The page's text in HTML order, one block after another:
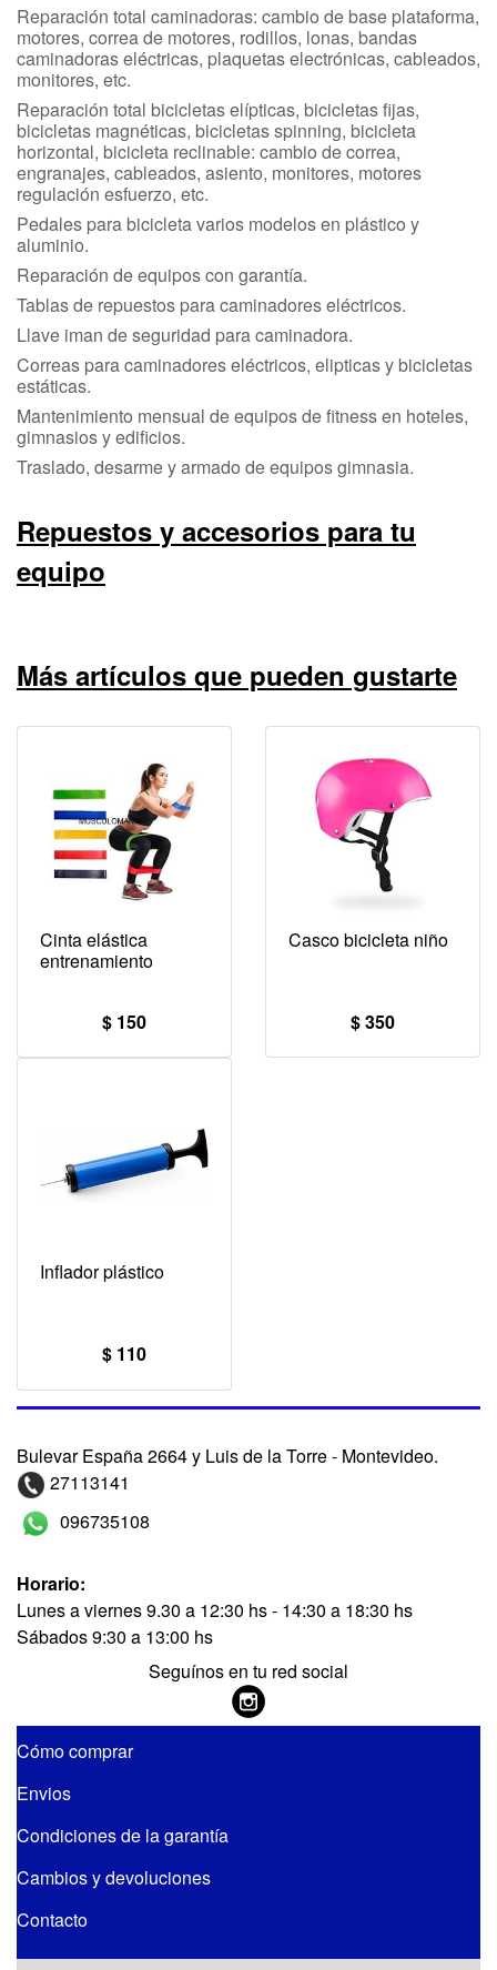
Reparación total caminadoras: cambio de base plataforma,
motores, correa de motores, rodillos, lonas, bandas
caminadoras eléctricas, plaquetas electrónicas, cableados,
monitores, etc.
Reparación total bicicletas elípticas, bicicletas fijas,
bicicletas magnéticas, bicicletas spinning, bicicleta
horizontal, bicicleta reclinable: cambio de correa,
engranajes, cableados, asiento, monitores, motores
regulación esfuerzo, etc.
Pedales para bicicleta varios modelos en plástico y
aluminio.
Reparación de equipos con garantía.
Tablas de repuestos para caminadores eléctricos.
Llave iman de seguridad para caminadora.
Correas para caminadores eléctricos, elipticas y bicicletas
estáticas.
Mantenimiento mensual de equipos de fitness en hoteles,
gimnasios y edificios.
Traslado, desarme y armado de equipos gimnasia.
Repuestos y accesorios para tu
equipo
Más artículos que pueden gustarte
Cinta elástica
entrenamiento
$ 150
Casco bicicleta niño
$ 350
Inflador plástico
$ 110
Bulevar España 2664 y Luis de la Torre - Montevideo.
27113141
096735108
Horario:
Lunes a viernes 9.30 a 12:30 hs - 14:30 a 18:30 hs
Sábados 9:30 a 13:00 hs
Seguínos en tu red social
Cómo comprar
Envios
Condiciones de la garantía
Cambios y devoluciones
Contacto